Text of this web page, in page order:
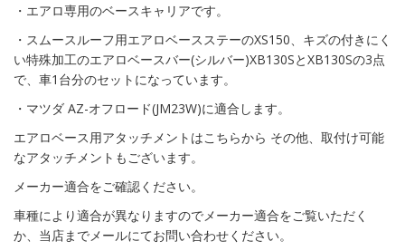
・エアロ専用のベースキャリアです。
・スムースルーフ用エアロベースステーのXS150、キズの付きにく
い特殊加工のエアロベースバー(シルバー)XB130SとXB130Sの3点
で、車1台分のセットになっています。
・マツダ AZ-オフロード(JM23W)に適合します。
エアロベース用アタッチメントはこちらから その他、取付け可能
なアタッチメントもございます。
メーカー適合をご確認ください。
車種により適合が異なりますのでメーカー適合をご覧いただく
か、当店までメールにてお問い合わせください。